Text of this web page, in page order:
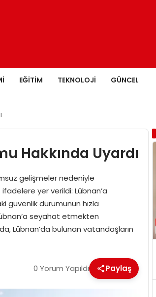
EĞITIM TEKNOLOJI GÜNCEL
Hakkında Uyardı
gelişmeler nedeniyle
ifadelere yer verildi: Lübnan’a
güvenlik durumunun hızla
seyahat etmekten
Lübnan’da bulunan vatandaşların
0 Yorum Yapıldı Paylaş